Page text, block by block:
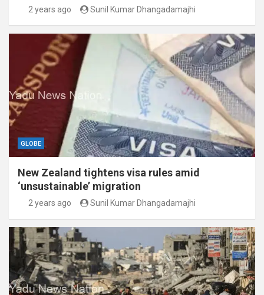
2 years ago Sunil Kumar Dhangadamajhi
GLOBE
New Zealand tightens visa rules amid
‘unsustainable’ migration
2 years ago Sunil Kumar Dhangadamajhi